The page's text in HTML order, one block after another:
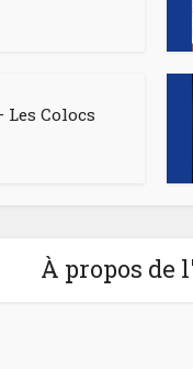
Les Colocs
À propos de